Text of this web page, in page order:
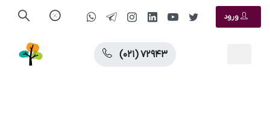
ورود
(۰۲۱) ۷۲۹۴۳